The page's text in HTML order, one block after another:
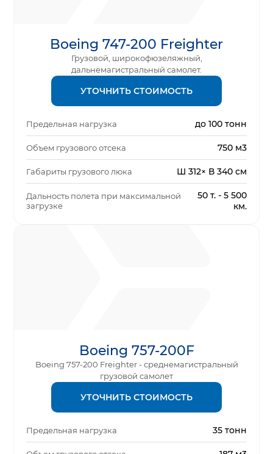
Boeing 747-200 Freighter
Грузовой, широкофюзеляжный,
дальнемагистральный самолет.
УТОЧНИТЬ СТОИМОСТЬ
Предельная нагрузка до 100 тонн
Объем грузового отсека 750 м3
Габариты грузового люка Ш 312× В 340 см
Дальность полета при максимальной
загрузке
50 т. - 5 500
км.
Boeing 757-200F
Boeing 757-200 Freighter - среднемагистральный
грузовой самолет
УТОЧНИТЬ СТОИМОСТЬ
Предельная нагрузка 35 тонн